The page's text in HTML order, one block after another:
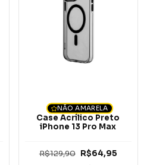
NÃO AMARELA
Case Acrílico Preto
iPhone 13 Pro Max
R$129,90 R$64,95